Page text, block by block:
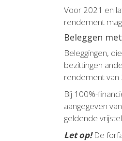
Voor 2021 en
rendement
Beleggen
Beleggingen,
bezittingen
rendement van
Bij 100%-
aangegeven
geldende
Let op! De